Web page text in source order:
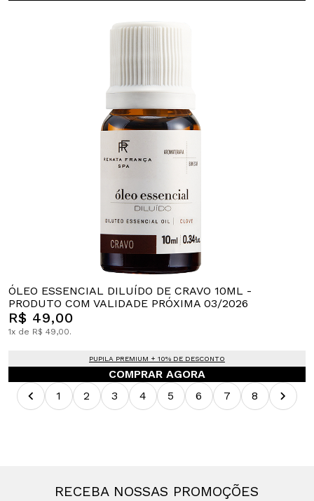
ÓLEO ESSENCIAL DILUÍDO DE CRAVO 10ML -
PRODUTO COM VALIDADE PRÓXIMA 03/2026
R$ 49,00
1x de R$ 49,00.
PUPILA PREMIUM + 10% DE DESCONTO
COMPRAR AGORA
1
2 3 4 5 6 7 8
RECEBA NOSSAS PROMOÇÕES